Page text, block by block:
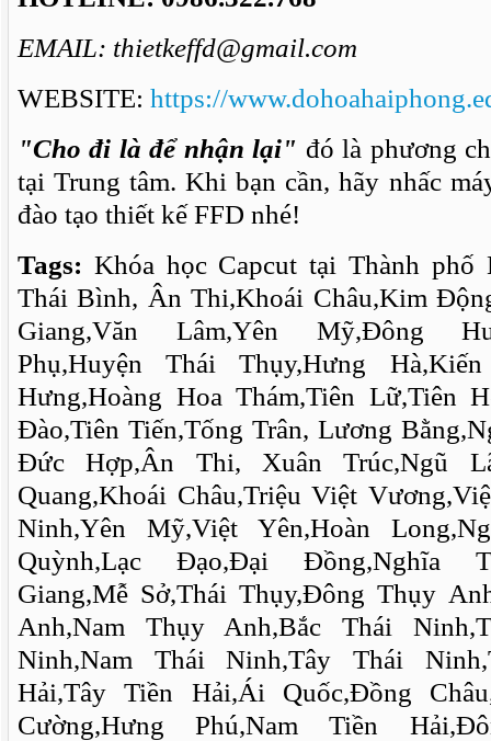
EMAIL: thietkeffd@gmail.com
WEBSITE: https://
"Cho đi là để nhận lại" đó là phương
tại Trung tâm. Khi bạn cần, hãy nhấc
đào tạo thiết kế FFD nhé!
Tags: Khóa học Capcut tại Thành phố
Thái Bình, Ân Thi,Khoái Châu,Kim
Giang,Văn Lâm,Yên Mỹ,Đông
Phụ,Huyện Thái Thụy,Hưng
Hưng,Hoàng Hoa Thám,Tiên Lữ,Tiên
Đào,Tiên Tiến,Tống Trân, Lương
Đức Hợp,Ân Thi, Xuân Trúc,Ngũ
Quang,Khoái Châu,Triệu Việt
Ninh,Yên Mỹ,Việt Yên,Hoàn
Quỳnh,Lạc Đạo,Đại Đồng,Nghĩa
Giang,Mễ Sở,Thái Thụy,Đông Thụy
Anh,Nam Thụy Anh,Bắc Thái
Ninh,Nam Thái Ninh,Tây Thái
Hải,Tây Tiền Hải,Ái Quốc,Đồng
Cường,Hưng Phú,Nam Tiền